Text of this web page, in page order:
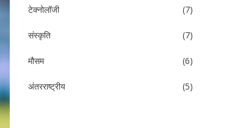
टेक्नोलॉजी (7)
संस्कृति (7)
मौसम (6)
अंतरराष्ट्रीय (5)